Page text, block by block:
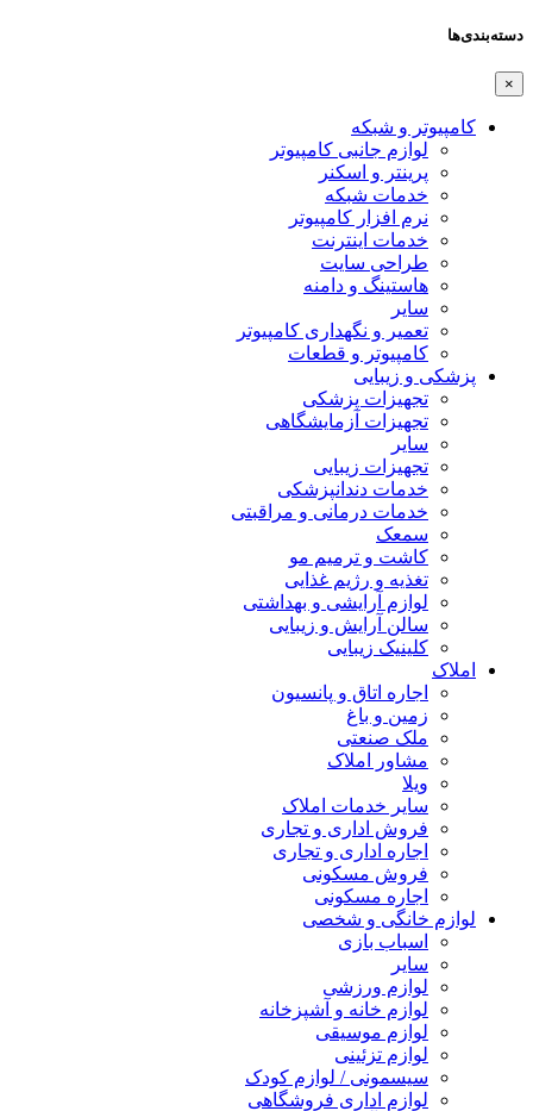
دسته‌بندی‌ها
×
کامپیوتر و شبکه
لوازم جانبی کامپیوتر
پرینتر و اسکنر
خدمات شبکه
نرم افزار کامپیوتر
خدمات اینترنت
طراحی سایت
هاستینگ و دامنه
سایر
تعمیر و نگهداری کامپیوتر
کامپیوتر و قطعات
پزشکی و زیبایی
تجهیزات پزشکی
تجهیزات آزمایشگاهی
سایر
تجهیزات زیبایی
خدمات دندانپزشکی
خدمات درمانی و مراقبتی
سمعک
کاشت و ترمیم مو
تغذیه و رژیم غذایی
لوازم آرایشی و بهداشتی
سالن آرایش و زیبایی
کلینیک زیبایی
املاک
اجاره اتاق و پانسیون
زمین و باغ
ملک صنعتی
مشاور املاک
ویلا
سایر خدمات املاک
فروش اداری و تجاری
اجاره اداری و تجاری
فروش مسکونی
اجاره مسکونی
لوازم خانگی و شخصی
اسباب بازی
سایر
لوازم ورزشی
لوازم خانه و آشپزخانه
لوازم موسیقی
لوازم تزئینی
سیسمونی / لوازم کودک
لوازم اداری فروشگاهی